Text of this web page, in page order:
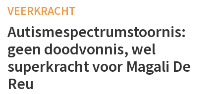
VEERKRACHT
Autismespectrumstoornis:
geen doodvonnis, wel
superkracht voor Magali De
Reu